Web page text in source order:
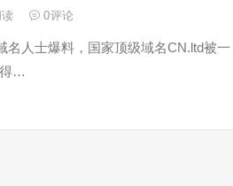
读 0评论
名人士爆料，国家顶级域名CN.ltd被一
得…